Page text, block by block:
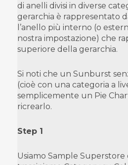
di anelli divisi in diverse
gerarchia è rappresentato
l’anello più interno (o
nostra impostazione) che
superiore della gerarchia.
Si noti che un Sunburst
(cioè con una categoria a
semplicemente un Pie
ricrearlo.
Step 1
Usiamo Sample Superstore